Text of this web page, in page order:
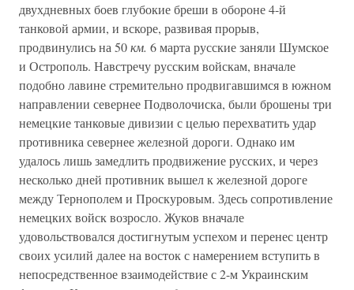
двухдневных боев глубокие бреши в обороне 4-й
танковой армии, и вскоре, развивая прорыв,
продвинулись на 50км. 6 марта русские заняли Шумское
и Острополь. Навстречу русским войскам, вначале
подобно лавине стремительно продвигавшимся в южном
направлении севернее Подволочиска, были брошены три
немецкие танковые дивизии с целью перехватить удар
противника севернее железной дороги. Однако им
удалось лишь замедлить продвижение русских, и через
несколько дней противник вышел к железной дороге
между Тернополем и Проскуровым. Здесь сопротивление
немецких войск возросло. Жуков вначале
удовольствовался достигнутым успехом и перенес центр
своих усилий далее на восток с намерением вступить в
непосредственное взаимодействие с 2-м Украинским